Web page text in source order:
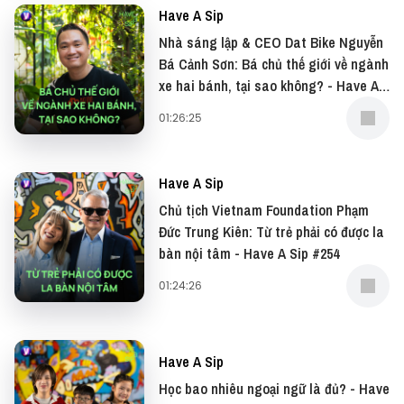
—
Đừng quên có thể xem bản video của podcast này
tại: YouTube
Và đọc những bài viết thú vị tại website: Vietcetera
—
Yêu thích tập podcast này, bạn có thể donate tại:
● Patreon:https://www.patreon.com/vietcetera
https://www.buymeacoffee.com/vietcetera
Nếu có bất cứ góp ý, phản hồi hay mong muốn hợp
Have A Sip
Nhà sáng lập & CEO Dat Bike Nguyễn
Bá Cảnh Sơn: Bá chủ thế giới về ngành
xe hai bánh, tại sao không? - Have A
01:26:25
Have A Sip
Chủ tịch Vietnam Foundation Phạm
Đức Trung Kiên: Từ trẻ phải có được la
bàn nội tâm - Have A Sip #254
01:24:26
Have A Sip
Học bao nhiêu ngoại ngữ là đủ? - Have